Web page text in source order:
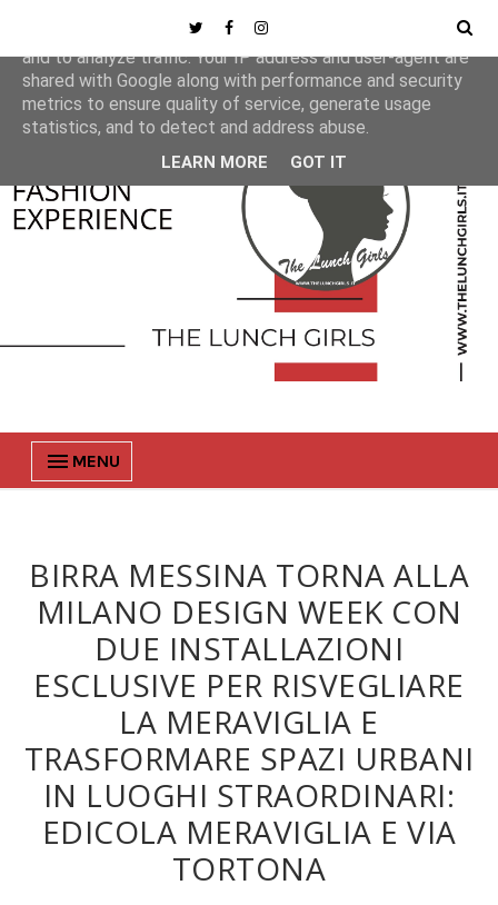
MENU
BIRRA MESSINA TORNA ALLA
MILANO DESIGN WEEK CON
DUE INSTALLAZIONI
ESCLUSIVE PER RISVEGLIARE
LA MERAVIGLIA E
TRASFORMARE SPAZI URBANI
IN LUOGHI STRAORDINARI:
EDICOLA MERAVIGLIA E VIA
TORTONA
This site uses cookies from Google to deliver its services
and to analyze traffic. Your IP address and user-agent are
shared with Google along with performance and security
metrics to ensure quality of service, generate usage
statistics, and to detect and address abuse.
LEARN MORE GOT IT